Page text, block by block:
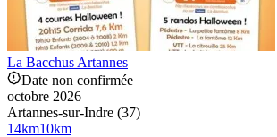
La Bacchus Artannes
Date non confirmée
octobre 2026
Artannes-sur-Indre (37)
14km10km